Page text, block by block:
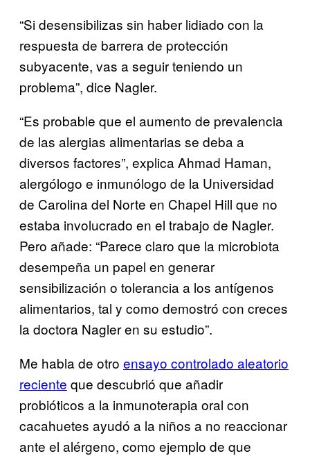
“Si desensibilizas sin haber lidiado con la
respuesta de barrera de protección
subyacente, vas a seguir teniendo un
problema”, dice Nagler.
“Es probable que el aumento de prevalencia
de las alergias alimentarias se deba a
diversos factores”, explica Ahmad Haman,
alergólogo e inmunólogo de la Universidad
de Carolina del Norte en Chapel Hill que no
estaba involucrado en el trabajo de Nagler.
Pero añade: “Parece claro que la microbiota
desempeña un papel en generar
sensibilización o tolerancia a los antígenos
alimentarios, tal y como demostró con creces
la doctora Nagler en su estudio”.
Me habla de otro ensayo controlado aleatorio
reciente que descubrió que añadir
probióticos a la inmunoterapia oral con
cacahuetes ayudó a la niños a no reaccionar
ante el alérgeno, como ejemplo de que